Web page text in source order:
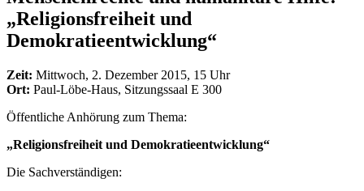
„Religionsfreiheit und
Demokratieentwicklung“
Zeit: Mittwoch, 2. Dezember 2015, 15 Uhr
Ort: Paul-Löbe-Haus, Sitzungssaal E 300
Öffentliche Anhörung zum Thema:
„Religionsfreiheit und Demokratieentwicklung“
Die Sachverständigen: